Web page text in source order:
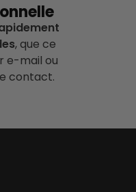
, que ce
e-mail ou
contact.